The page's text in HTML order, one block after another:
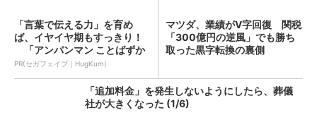
「言葉で伝える力」を育め
ば、イヤイヤ期もすっきり！
「アンパンマン ことばずか
ん...
PR(セガフェイブ｜HugKum)
マツダ、業績がV字回復 関税
「300億円の逆風」でも勝ち
取った黒字転換の裏側
「追加料金」を発生しないようにしたら、葬儀
社が大きくなった (1/6)